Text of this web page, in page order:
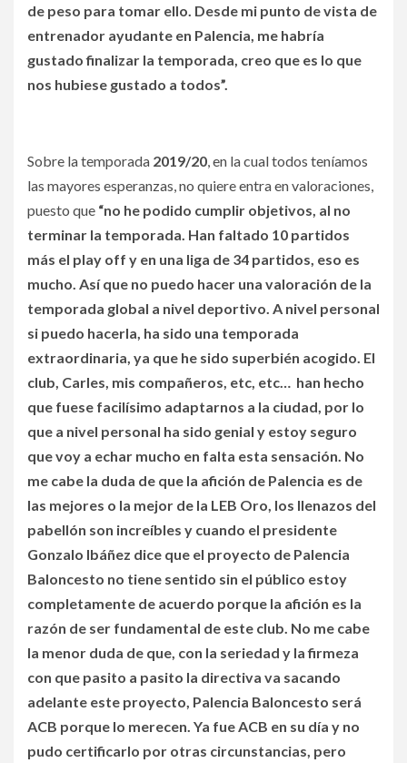
de peso para tomar ello. Desde mi punto de vista de
entrenador ayudante en Palencia, me habría
gustado finalizar la temporada, creo que es lo que
nos hubiese gustado a todos”.
Sobre la temporada 2019/20, en la cual todos teníamos
las mayores esperanzas, no quiere entra en valoraciones,
puesto que “no he podido cumplir objetivos, al no
terminar la temporada. Han faltado 10 partidos
más el play off y en una liga de 34 partidos, eso es
mucho. Así que no puedo hacer una valoración de la
temporada global a nivel deportivo. A nivel personal
si puedo hacerla, ha sido una temporada
extraordinaria, ya que he sido superbién acogido. El
club, Carles, mis compañeros, etc, etc… han hecho
que fuese facilísimo adaptarnos a la ciudad, por lo
que a nivel personal ha sido genial y estoy seguro
que voy a echar mucho en falta esta sensación. No
me cabe la duda de que la afición de Palencia es de
las mejores o la mejor de la LEB Oro, los llenazos del
pabellón son increíbles y cuando el presidente
Gonzalo Ibáñez dice que el proyecto de Palencia
Baloncesto no tiene sentido sin el público estoy
completamente de acuerdo porque la afición es la
razón de ser fundamental de este club. No me cabe
la menor duda de que, con la seriedad y la firmeza
con que pasito a pasito la directiva va sacando
adelante este proyecto, Palencia Baloncesto será
ACB porque lo merecen. Ya fue ACB en su día y no
pudo certificarlo por otras circunstancias, pero